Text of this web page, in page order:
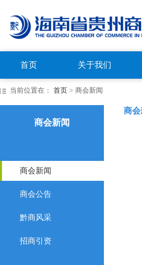
首页 关于我们
当前位置在： 首页 > 商会新闻
商会新闻
商会新闻
商会公告
黔商风采
招商引资
商